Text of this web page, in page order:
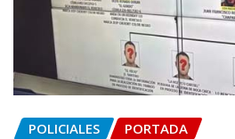
POLICIALES PORTADA